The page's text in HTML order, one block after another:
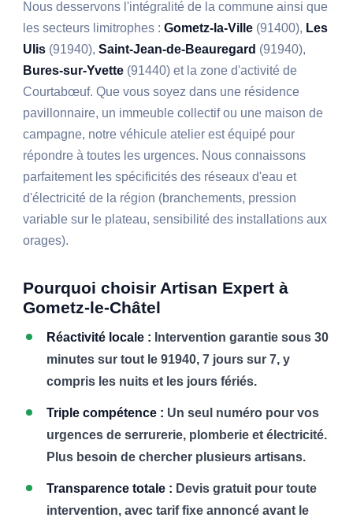
Nous desservons l'intégralité de la commune ainsi que
les secteurs limitrophes :Gometz-la-Ville (91400), Les
Ulis (91940),Saint-Jean-de-Beauregard (91940),
Bures-sur-Yvette (91440) et la zone d'activité de
Courtabœuf. Que vous soyez dans une résidence
pavillonnaire, un immeuble collectif ou une maison de
campagne, notre véhicule atelier est équipé pour
répondre à toutes les urgences. Nous connaissons
parfaitement les spécificités des réseaux d'eau et
d'électricité de la région (branchements, pression
variable sur le plateau, sensibilité des installations aux
orages).
Pourquoi choisir Artisan Expert à
Gometz-le-Châtel
Réactivité locale : Intervention garantie sous 30
minutes sur tout le 91940, 7 jours sur 7, y
compris les nuits et les jours fériés.
Triple compétence : Un seul numéro pour vos
urgences de serrurerie, plomberie et électricité.
Plus besoin de chercher plusieurs artisans.
Transparence totale : Devis gratuit pour toute
intervention, avec tarif fixe annoncé avant le